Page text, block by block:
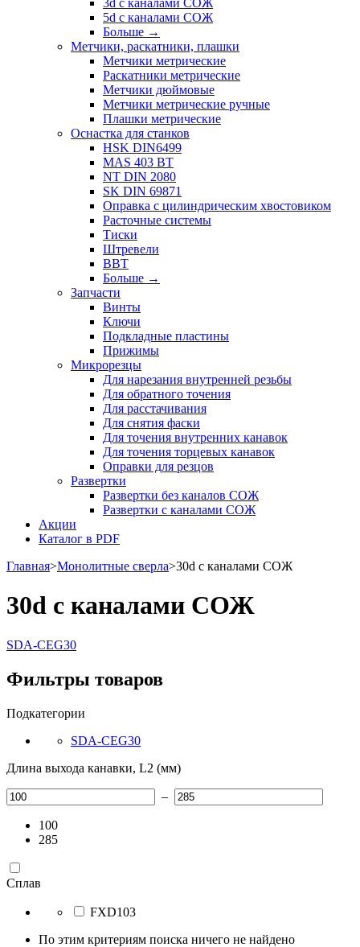
3d с каналами СОЖ
5d с каналами СОЖ
Больше →
Метчики, раскатники, плашки
Метчики метрические
Раскатники метрические
Метчики дюймовые
Метчики метрические ручные
Плашки метрические
Оснастка для станков
HSK DIN6499
MAS 403 BT
NT DIN 2080
SK DIN 69871
Оправка с цилиндрическим хвостовиком
Расточные системы
Тиски
Штревели
BBT
Больше →
Запчасти
Винты
Ключи
Подкладные пластины
Прижимы
Микрорезцы
Для нарезания внутренней резьбы
Для обратного точения
Для расстачивания
Для снятия фаски
Для точения внутренних канавок
Для точения торцевых канавок
Оправки для резцов
Развертки
Развертки без каналов СОЖ
Развертки с каналами СОЖ
Акции
Каталог в PDF
Главная>Монолитные сверла>30d с каналами СОЖ
30d с каналами СОЖ
SDA-CEG30
Фильтры товаров
Подкатегории
SDA-CEG30
Длина выхода канавки, L2 (мм)
–
100
285
Сплав
FXD103
По этим критериям поиска ничего не найдено